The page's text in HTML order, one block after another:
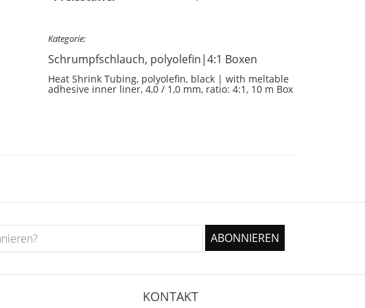
Kategorie:
Schrumpfschlauch, polyolefin|4:1 Boxen
Heat Shrink Tubing, polyolefin, black | with meltable
adhesive inner liner, 4,0 / 1,0 mm, ratio: 4:1, 10 m Box
KONTAKT